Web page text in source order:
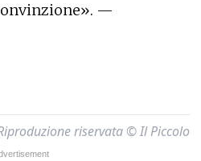
—
riservata © Il Piccolo